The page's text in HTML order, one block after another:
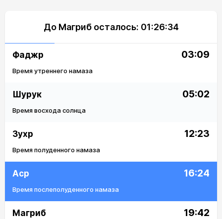
До Магриб осталось: 01:26:34
Фаджр 03:09
Время утреннего намаза
Шурук 05:02
Время восхода солнца
Зухр 12:23
Время полуденного намаза
Аср 16:24
Время послеполуденного намаза
Магриб 19:42